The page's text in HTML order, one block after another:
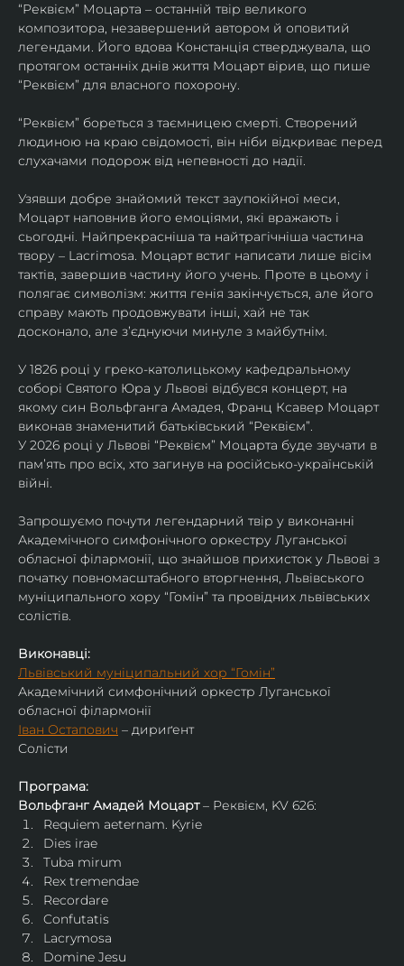
“Реквієм” Моцарта – останній твір великого
композитора, незавершений автором й оповитий
легендами. Його вдова Констанція стверджувала, що
протягом останніх днів життя Моцарт вірив, що пише
“Реквієм” для власного похорону.
“Реквієм” бореться з таємницею смерті. Створений
людиною на краю свідомості, він ніби відкриває перед
слухачами подорож від непевності до надії.
Узявши добре знайомий текст заупокійної меси,
Моцарт наповнив його емоціями, які вражають і
сьогодні. Найпрекрасніша та найтрагічніша частина
твору – Lacrimosa. Моцарт встиг написати лише вісім
тактів, завершив частину його учень. Проте в цьому і
полягає символізм: життя генія закінчується, але його
справу мають продовжувати інші, хай не так
досконало, але зʼєднуючи минуле з майбутнім.
У 1826 році у греко-католицькому кафедральному
соборі Святого Юра у Львові відбувся концерт, на
якому син Вольфганга Амадея, Франц Ксавер Моцарт
виконав знаменитий батьківський “Реквієм”.
У 2026 році у Львові “Реквієм” Моцарта буде звучати в
памʼять про всіх, хто загинув на російсько-українській
війні.
Запрошуємо почути легендарний твір у виконанні
Академічного симфонічного оркестру Луганської
обласної філармонії, що знайшов прихисток у Львові з
початку повномасштабного вторгнення, Львівського
муніципального хору “Гомін” та провідних львівських
солістів.
Виконавці:
Львівський муніципальний хор “Гомін”
Академічний симфонічний оркестр Луганської
обласної філармонії
Іван Остапович – дириґент
Солісти
Програма:
Вольфганг Амадей Моцарт – Реквієм, KV 626:
Requiem aeternam. Kyrie
Dies irae
Tuba mirum
Rex tremendae
Recordare
Confutatis
Lacrymosa
Domine Jesu